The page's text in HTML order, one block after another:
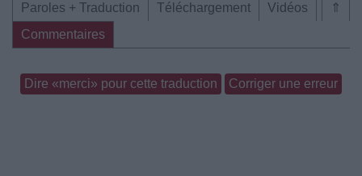
⇑
Paroles + Traduction Téléchargement
Vidéos
Commentaires
Dire «merci» pour cette traduction Corriger une erreur